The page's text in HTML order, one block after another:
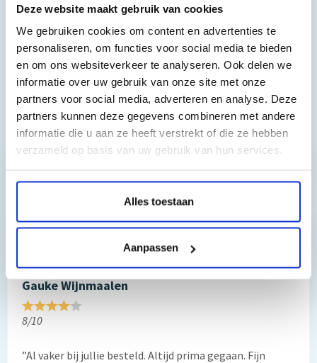
Deze website maakt gebruik van cookies
We gebruiken cookies om content en advertenties te
personaliseren, om functies voor social media te bieden
en om ons websiteverkeer te analyseren. Ook delen we
informatie over uw gebruik van onze site met onze
partners voor social media, adverteren en analyse. Deze
partners kunnen deze gegevens combineren met andere
informatie die u aan ze heeft verstrekt of die ze hebben
verzameld op basis van uw gebruik van hun services.
Alles toestaan
Aanpassen
MFCJ410, MFCJ415W
De inktpatronen in bovenstaande set zijn geproduceerd
volgens de meest recente ISO-normen, en zijn van een
uitmuntende kwaliteit. Pak uw voordeel met dit
voordeelpakket.
Toch nog een vraag?
Reviews van klanten…
”Prima geregeld. ”
Gauke Wijnmaalen
8/10
”Al vaker bij jullie besteld. Altijd prima gegaan. Fijn